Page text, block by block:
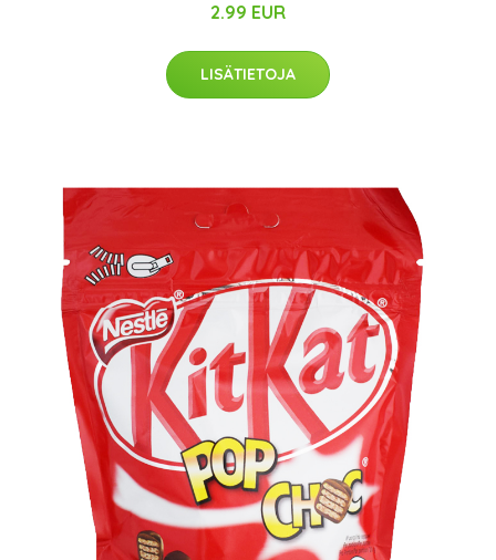
2.99 EUR
LISÄTIETOJA